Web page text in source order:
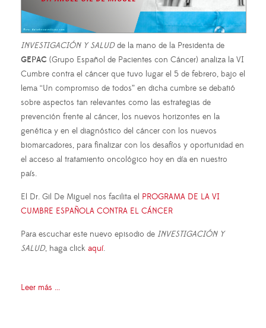
INVESTIGACIÓN Y SALUDde la mano de la Presidenta de
GEPAC (Grupo Español de Pacientes con Cáncer) analiza la VI
Cumbre contra el cáncer que tuvo lugar el 5 de febrero, bajo el
lema “Un compromiso de todos” en dicha cumbre se debatió
sobre aspectos tan relevantes como las estrategias de
prevención frente al cáncer, los nuevos horizontes en la
genética y en el diagnóstico del cáncer con los nuevos
biomarcadores, para finalizar con los desafíos y oportunidad en
el acceso al tratamiento oncológico hoy en día en nuestro
país.
El Dr. Gil De Miguel nos facilita el PROGRAMA DE LA VI
CUMBRE ESPAÑOLA CONTRA EL CÁNCER
Para escuchar este nuevo episodio de INVESTIGACIÓN Y
SALUD, haga click aquí.
Leer más ...